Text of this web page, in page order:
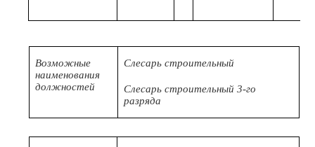
Возможные
наименования
должностей
Слесарь строительный
Слесарь строительный 3-го
разряда